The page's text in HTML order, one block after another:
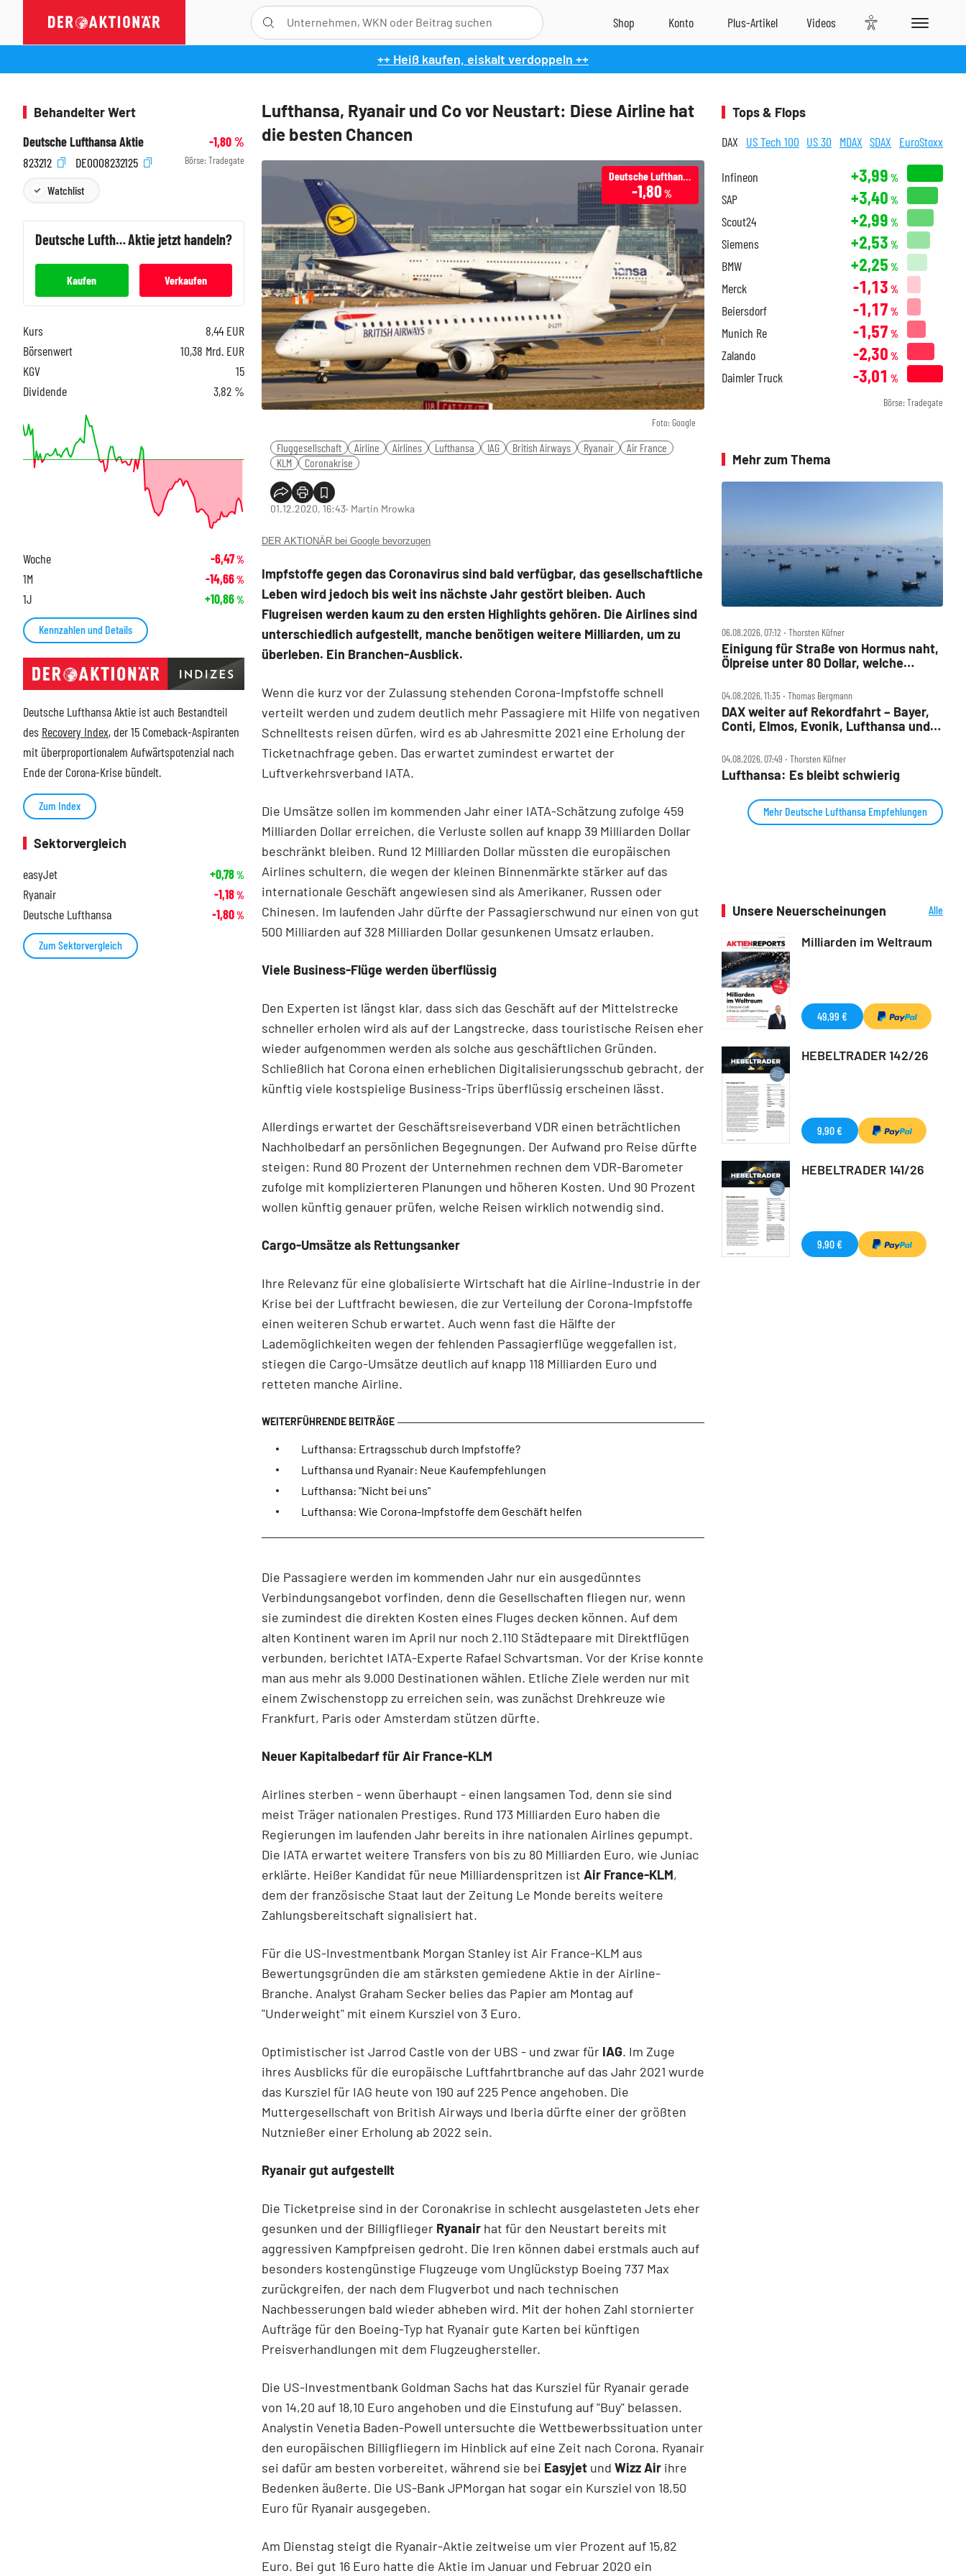
++ Heiß kaufen, eiskalt verdoppeln ++
Lufthansa, Ryanair und Co vor Neustart: Diese Airline hat
die besten Chancen
Foto: Google
Deutsche Lufthansa
-1,80 %
Fluggesellschaft Airline Airlines Lufthansa IAG British Airways Ryanair
Air France
KLM
Coronakrise
01.12.2020, 16:43‧ Martin Mrowka
DER AKTIONÄR bei Google bevorzugen
Impfstoffe gegen das Coronavirus sind bald verfügbar, das gesellschaftliche
Leben wird jedoch bis weit ins nächste Jahr gestört bleiben. Auch
Flugreisen werden kaum zu den ersten Highlights gehören. Die Airlines sind
unterschiedlich aufgestellt, manche benötigen weitere Milliarden, um zu
überleben. Ein Branchen-Ausblick.
Wenn die kurz vor der Zulassung stehenden Corona-Impfstoffe schnell
verteilt werden und zudem deutlich mehr Passagiere mit Hilfe von negativen
Schnelltests reisen dürfen, wird es ab Jahresmitte 2021 eine Erholung der
Ticketnachfrage geben. Das erwartet zumindest erwartet der
Luftverkehrsverband IATA.
Die Umsätze sollen im kommenden Jahr einer IATA-Schätzung zufolge 459
Milliarden Dollar erreichen, die Verluste sollen auf knapp 39 Milliarden Dollar
beschränkt bleiben. Rund 12 Milliarden Dollar müssten die europäischen
Airlines schultern, die wegen der kleinen Binnenmärkte stärker auf das
internationale Geschäft angewiesen sind als Amerikaner, Russen oder
Chinesen. Im laufenden Jahr dürfte der Passagierschwund nur einen von gut
500 Milliarden auf 328 Milliarden Dollar gesunkenen Umsatz erlauben.
Viele Business-Flüge werden überflüssig
Den Experten ist längst klar, dass sich das Geschäft auf der Mittelstrecke
schneller erholen wird als auf der Langstrecke, dass touristische Reisen eher
wieder aufgenommen werden als solche aus geschäftlichen Gründen.
Schließlich hat Corona einen erheblichen Digitalisierungsschub gebracht, der
künftig viele kostspielige Business-Trips überflüssig erscheinen lässt.
Allerdings erwartet der Geschäftsreiseverband VDR einen beträchtlichen
Nachholbedarf an persönlichen Begegnungen. Der Aufwand pro Reise dürfte
steigen: Rund 80 Prozent der Unternehmen rechnen dem VDR-Barometer
zufolge mit komplizierteren Planungen und höheren Kosten. Und 90 Prozent
wollen künftig genauer prüfen, welche Reisen wirklich notwendig sind.
Cargo-Umsätze als Rettungsanker
Ihre Relevanz für eine globalisierte Wirtschaft hat die Airline-Industrie in der
Krise bei der Luftfracht bewiesen, die zur Verteilung der Corona-Impfstoffe
einen weiteren Schub erwartet. Auch wenn fast die Hälfte der
Lademöglichkeiten wegen der fehlenden Passagierflüge weggefallen ist,
stiegen die Cargo-Umsätze deutlich auf knapp 118 Milliarden Euro und
retteten manche Airline.
Lufthansa: Ertragsschub durch Impfstoffe?
Lufthansa und Ryanair: Neue Kaufempfehlungen
Lufthansa: "Nicht bei uns"
Lufthansa: Wie Corona-Impfstoffe dem Geschäft helfen
Die Passagiere werden im kommenden Jahr nur ein ausgedünntes
Verbindungsangebot vorfinden, denn die Gesellschaften fliegen nur, wenn
sie zumindest die direkten Kosten eines Fluges decken können. Auf dem
alten Kontinent waren im April nur noch 2.110 Städtepaare mit Direktflügen
verbunden, berichtet IATA-Experte Rafael Schvartsman. Vor der Krise konnte
man aus mehr als 9.000 Destinationen wählen. Etliche Ziele werden nur mit
einem Zwischenstopp zu erreichen sein, was zunächst Drehkreuze wie
Frankfurt, Paris oder Amsterdam stützen dürfte.
Neuer Kapitalbedarf für Air France-KLM
Airlines sterben - wenn überhaupt - einen langsamen Tod, denn sie sind
meist Träger nationalen Prestiges. Rund 173 Milliarden Euro haben die
Regierungen im laufenden Jahr bereits in ihre nationalen Airlines gepumpt.
Die IATA erwartet weitere Transfers von bis zu 80 Milliarden Euro, wie Juniac
erklärte. Heißer Kandidat für neue Milliardenspritzen ist Air France-KLM,
dem der französische Staat laut der Zeitung Le Monde bereits weitere
Zahlungsbereitschaft signalisiert hat.
Für die US-Investmentbank Morgan Stanley ist Air France-KLM aus
Bewertungsgründen die am stärksten gemiedene Aktie in der Airline-
Branche. Analyst Graham Secker belies das Papier am Montag auf
"Underweight" mit einem Kursziel von 3 Euro.
Optimistischer ist Jarrod Castle von der UBS - und zwar für IAG. Im Zuge
ihres Ausblicks für die europäische Luftfahrtbranche auf das Jahr 2021 wurde
das Kursziel für IAG heute von 190 auf 225 Pence angehoben. Die
Muttergesellschaft von British Airways und Iberia dürfte einer der größten
Nutznießer einer Erholung ab 2022 sein.
Ryanair gut aufgestellt
Die Ticketpreise sind in der Coronakrise in schlecht ausgelasteten Jets eher
gesunken und der Billigflieger Ryanair hat für den Neustart bereits mit
aggressiven Kampfpreisen gedroht. Die Iren können dabei erstmals auch auf
besonders kostengünstige Flugzeuge vom Unglückstyp Boeing 737 Max
zurückgreifen, der nach dem Flugverbot und nach technischen
Nachbesserungen bald wieder abheben wird. Mit der hohen Zahl stornierter
Aufträge für den Boeing-Typ hat Ryanair gute Karten bei künftigen
Preisverhandlungen mit dem Flugzeughersteller.
Die US-Investmentbank Goldman Sachs hat das Kursziel für Ryanair gerade
von 14,20 auf 18,10 Euro angehoben und die Einstufung auf "Buy" belassen.
Analystin Venetia Baden-Powell untersuchte die Wettbewerbssituation unter
den europäischen Billigfliegern im Hinblick auf eine Zeit nach Corona. Ryanair
sei dafür am besten vorbereitet, während sie bei Easyjet und Wizz Air ihre
Bedenken äußerte. Die US-Bank JPMorgan hat sogar ein Kursziel von 18,50
Euro für Ryanair ausgegeben.
Am Dienstag steigt die Ryanair-Aktie zeitweise um vier Prozent auf 15,82
Euro. Bei gut 16 Euro hatte die Aktie im Januar und Februar 2020 ein
Behandelter Wert
Deutsche Lufthansa Aktie
-1,80%
823212
DE0008232125 Börse: Tradegate
Watchlist
Deutsche LufthansaAktie jetzt handeln?
Kaufen Verkaufen
Kurs 8,44 EUR
Börsenwert
10,38 Mrd. EUR
KGV
15
Dividende
3,82 %
Woche -6,47%
1M -14,66%
1J +10,86%
Kennzahlen und Details
Deutsche Lufthansa Aktie ist auch Bestandteil
des Recovery Index, der 15 Comeback-Aspiranten
mit überproportionalem Aufwärtspotenzial nach
Ende der Corona-Krise bündelt.
Zum Index
Sektorvergleich
easyJet
+0,78%
Ryanair -1,18%
Deutsche Lufthansa -1,80%
Zum Sektorvergleich
Tops & Flops
DAX US Tech 100 US 30 MDAX SDAX EuroStoxx
Infineon +3,99 %
SAP +3,40 %
Scout24 +2,99 %
Siemens +2,53 %
BMW +2,25 %
Merck -1,13 %
Beiersdorf -1,17 %
Munich Re -1,57 %
Zalando -2,30 %
Daimler Truck -3,01 %
Börse: Tradegate
Mehr zum Thema
06.08.2026, 07:12 ‧ Thorsten Küfner
Einigung für Straße von Hormus naht,
Ölpreise unter 80 Dollar, welche
04.08.2026, 11:35 ‧ Thomas Bergmann
DAX weiter auf Rekordfahrt – Bayer,
Conti, Elmos, Evonik, Lufthansa und
04.08.2026, 07:49 ‧ Thorsten Küfner
Lufthansa: Es bleibt schwierig
Mehr Deutsche Lufthansa Empfehlungen
Unsere Neuerscheinungen
Alle
Milliarden im Weltraum
49,99 €
HEBELTRADER 142/26
9,90 €
HEBELTRADER 141/26
9,90 €